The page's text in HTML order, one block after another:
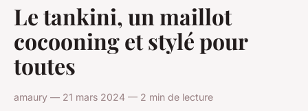
Le tankini, un maillot
cocooning et stylé pour
toutes
amaury — 21 mars 2024 — 2 min de lecture